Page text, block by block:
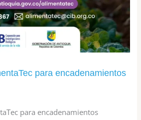
para encadenamientos
para encadenamientos